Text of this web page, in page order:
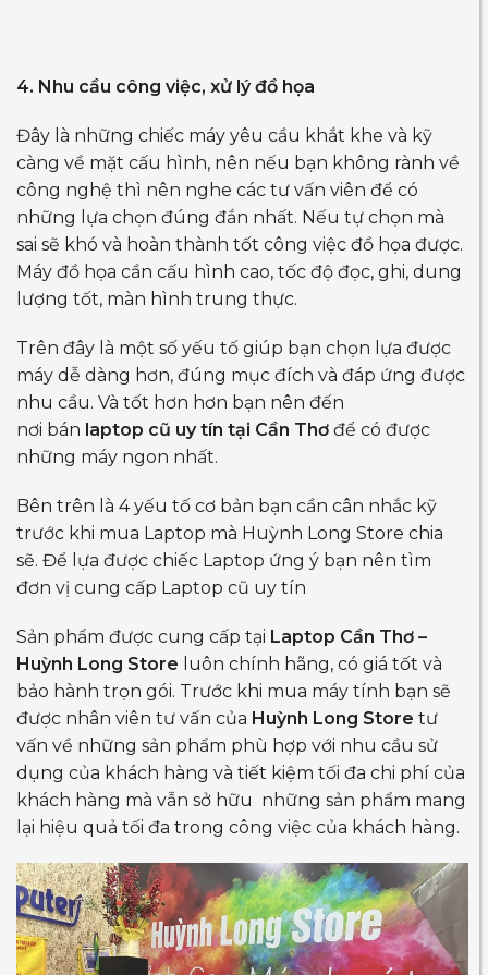
4. Nhu cầu công việc, xử lý đồ họa
Đây là những chiếc máy yêu cầu khắt khe và kỹ
càng về mặt cấu hình, nên nếu bạn không rành về
công nghệ thì nên nghe các tư vấn viên để có
những lựa chọn đúng đắn nhất. Nếu tự chọn mà
sai sẽ khó và hoàn thành tốt công việc đồ họa được.
Máy đồ họa cần cấu hình cao, tốc độ đọc, ghi, dung
lượng tốt, màn hình trung thực.
Trên đây là một số yếu tố giúp bạn chọn lựa được
máy dễ dàng hơn, đúng mục đích và đáp ứng được
nhu cầu. Và tốt hơn hơn bạn nên đến
nơi bán laptop cũ uy tín tại Cần Thơ để có được
những máy ngon nhất.
Bên trên là 4 yếu tố cơ bản bạn cần cân nhắc kỹ
trước khi mua Laptop mà Huỳnh Long Store chia
sẽ. Để lựa được chiếc Laptop ứng ý bạn nên tìm
đơn vị cung cấp Laptop cũ uy tín
Sản phẩm được cung cấp tại Laptop Cần Thơ –
Huỳnh Long Store luôn chính hãng, có giá tốt và
bảo hành trọn gói. Trước khi mua máy tính bạn sẽ
được nhân viên tư vấn của Huỳnh Long Store tư
vấn về những sản phẩm phù hợp với nhu cầu sử
dụng của khách hàng và tiết kiệm tối đa chi phí của
khách hàng mà vẫn sở hữu những sản phẩm mang
lại hiệu quả tối đa trong công việc của khách hàng.